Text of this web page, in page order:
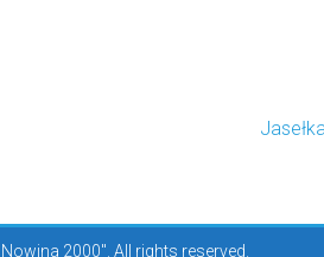
2000". All rights reserved.